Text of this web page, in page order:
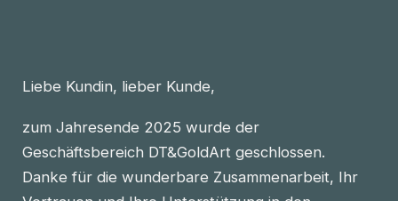
Liebe Kundin, lieber Kunde,
zum Jahresende 2025 wurde der
Geschäftsbereich DT&GoldArt geschlossen.
Danke für die wunderbare Zusammenarbeit, Ihr